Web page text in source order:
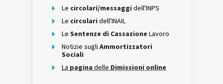
Le circolari/messaggi dell'INPS
Le circolari dell'INAIL
Le Sentenze di Cassazione Lavoro
Notizie sugli Ammortizzatori
Sociali
La pagina delle Dimissioni online